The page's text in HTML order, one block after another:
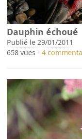
Dauphin échoué
Publié le 29/01/2011
658 vues -4